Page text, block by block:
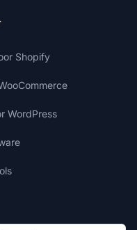
Shopify
WordPress